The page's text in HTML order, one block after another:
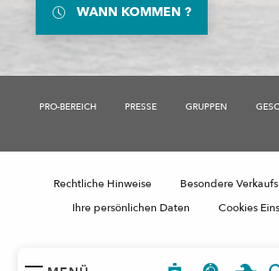
WANN KOMMEN ?
PRO-BEREICH PRESSE GRUPPEN
Rechtliche Hinweise
Besondere
Ihre persönlichen Daten
Cookies